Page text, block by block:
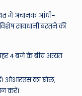
में अचानक आंधी-
सावधानी बरतने की
4 बजे के बीच अत्यंत
ओआरएस का घोल,
करें।